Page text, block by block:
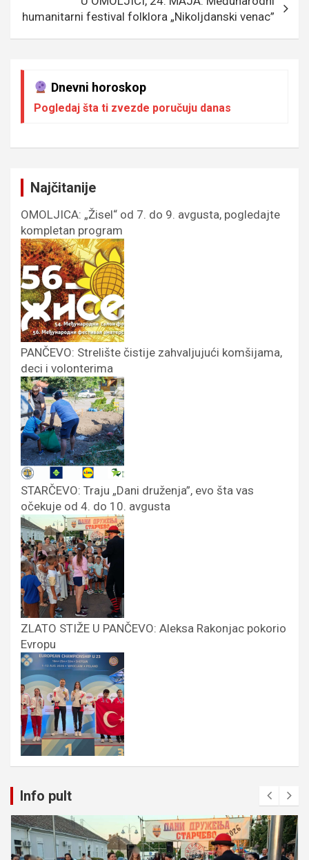
humanitarni festival folklora „Nikoljdanski venac”
Dnevni horoskop
Pogledaj šta ti zvezde poručuju danas
Najčitanije
OMOLJICA: „Žisel“ od 7. do 9. avgusta, pogledajte
kompletan program
PANČEVO: Strelište čistije zahvaljujući komšijama,
deci i volonterima
STARČEVO: Traju „Dani druženja”, evo šta vas
očekuje od 4. do 10. avgusta
ZLATO STIŽE U PANČEVO: Aleksa Rakonjac pokorio
Evropu
Info pult